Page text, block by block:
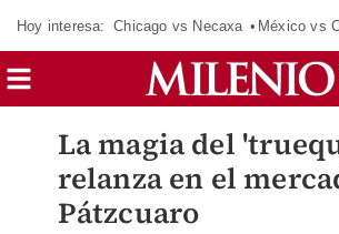
Hoy interesa: Chicago vs Necaxa México vs
La magia del
relanza en el
Pátzcuaro